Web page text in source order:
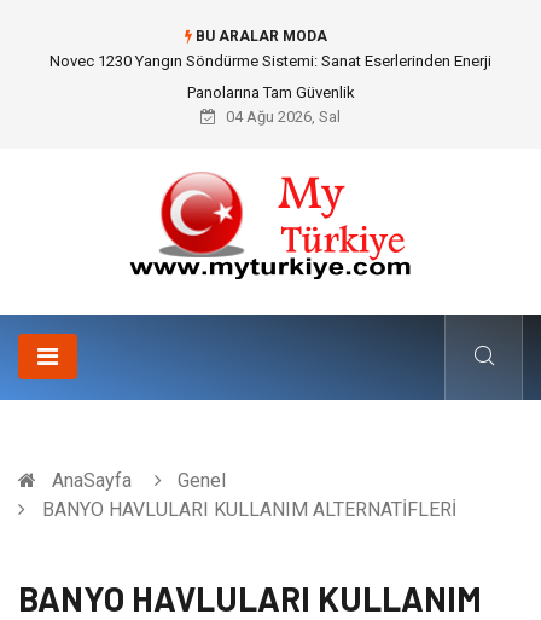
BU ARALAR MODA
Skoda Yedek Parça Seçiminde Teknik Uyumluluk ve Sürüş Konforu
04 Ağu 2026, Sal
AnaSayfa
Genel
BANYO HAVLULARI KULLANIM ALTERNATİFLERİ
BANYO HAVLULARI KULLANIM